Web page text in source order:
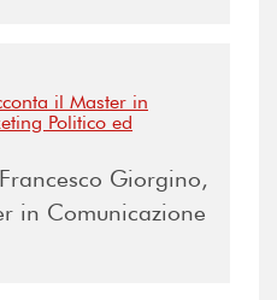
il Master in
Politico ed
Giorgino,
in Comunicazione